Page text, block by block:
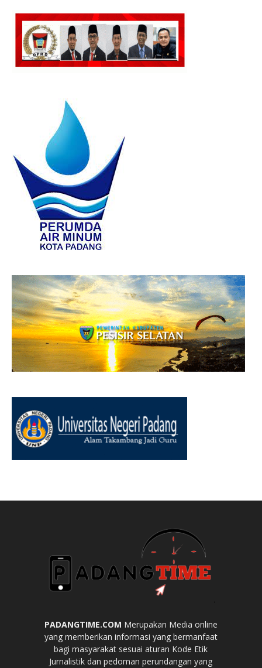
PADANGTIME.COM Merupakan Media online
yang memberikan informasi yang bermanfaat
bagi masyarakat sesuai aturan Kode Etik
Jurnalistik dan pedoman perundangan yang